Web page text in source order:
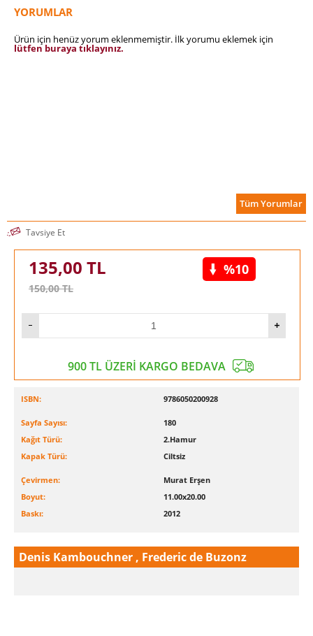
YORUMLAR
Ürün için henüz yorum eklenmemiştir. İlk yorumu eklemek için
lütfen buraya tıklayınız.
Tüm Yorumlar
Tavsiye Et
135,00 TL
150,00TL
%10
900 TL ÜZERİ KARGO BEDAVA
ISBN: 9786050200928
Sayfa Sayısı:
180
Kağıt Türü:
2.Hamur
Kapak Türü:
Ciltsiz
Çevirmen:
Murat Erşen
Boyut:
11.00x20.00
Baskı:
2012
Denis Kambouchner , Frederic de Buzonz